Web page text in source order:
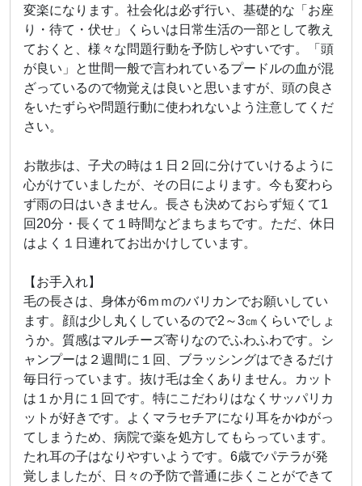
変楽になります。社会化は必ず行い、基礎的な「お座
り・待て・伏せ」くらいは日常生活の一部として教え
ておくと、様々な問題行動を予防しやすいです。「頭
が良い」と世間一般で言われているプードルの血が混
ざっているので物覚えは良いと思いますが、頭の良さ
をいたずらや問題行動に使われないよう注意してくだ
さい。
お散歩は、子犬の時は１日２回に分けていけるように
心がけていましたが、その日によります。今も変わら
ず雨の日はいきません。長さも決めておらず短くて1
回20分・長くて１時間などまちまちです。ただ、休日
はよく１日連れてお出かけしています。
【お手入れ】
毛の長さは、身体が6ｍｍのバリカンでお願いしてい
ます。顔は少し丸くしているので2～3㎝くらいでしょ
うか。質感はマルチーズ寄りなのでふわふわです。シ
ャンプーは２週間に１回、ブラッシングはできるだけ
毎日行っています。抜け毛は全くありません。カット
は１か月に１回です。特にこだわりはなくサッパリカ
ットが好きです。よくマラセチアになり耳をかゆがっ
てしまうため、病院で薬を処方してもらっています。
たれ耳の子はなりやすいようです。6歳でパテラが発
覚しましたが、日々の予防で普通に歩くことができて